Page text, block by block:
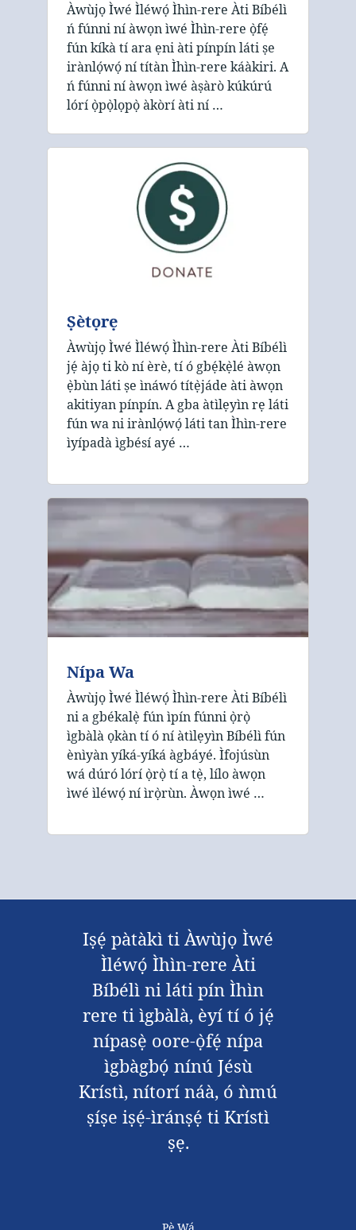
Àwùjọ Ìwé Ìléwọ́ Ìhìn-rere Àti Bíbélì
ń fúnni ní àwọn ìwé Ìhìn-rere ọ̀fẹ́
fún kíkà tí ara ẹni àti pínpín láti ṣe
irànlọ́wọ́ ní títàn Ìhìn-rere káàkiri. A
ń fúnni ní àwọn ìwé àṣàrò kúkúrú
lórí ọ̀pọ̀lọpọ̀ àkòrí àti ní …
Ṣètọrẹ
Àwùjọ Ìwé Ìléwọ́ Ìhìn-rere Àti Bíbélì
jẹ́ àjọ ti kò ní èrè, tí ó gbẹ́kẹ̀lé àwọn
ẹ̀bùn láti ṣe ìnáwó títẹ̀jáde àti àwọn
akitiyan pínpín. A gba àtìlẹyìn rẹ láti
fún wa ni irànlọ́wọ́ láti tan Ìhìn-rere
ìyípadà ìgbésí ayé …
Nípa Wa
Àwùjọ Ìwé Ìléwọ́ Ìhìn-rere Àti Bíbélì
ni a gbékalẹ̀ fún ìpín fúnni ọ̀rọ̀
ìgbàlà ọkàn tí ó ní àtìlẹyìn Bíbélì fún
ènìyàn yíká-yíká àgbáyé. Ìfojúsùn
wá dúró lórí ọ̀rọ̀ tí a tẹ̀, lílo àwọn
ìwé ìléwọ́ ní ìrọ̀rùn. Àwọn ìwé …
Iṣẹ́ pàtàkì ti Àwùjọ Ìwé
Ìléwọ́ Ìhìn-rere Àti
Bíbélì ni láti pín Ìhìn
rere ti ìgbàlà, èyí tí ó jẹ́
nípasẹ̀ oore-ọ̀fẹ́ nípa
ìgbàgbọ́ nínú Jésù
Krístì, nítorí náà, ó ǹmú
ṣíṣe iṣẹ́-ìránṣẹ́ ti Krístì
ṣẹ.